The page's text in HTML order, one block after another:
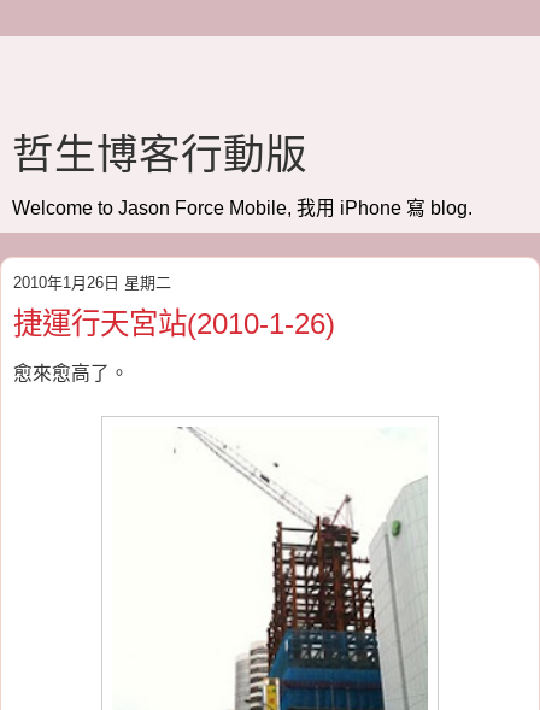
哲生博客行動版
Welcome to Jason Force Mobile, 我用 iPhone 寫 blog.
2010年1月26日 星期二
捷運行天宮站(2010-1-26)
愈來愈高了。